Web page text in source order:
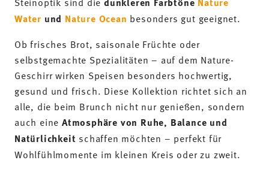
Natürlichkeitschaffen möchten – perfekt für
Wohlfühlmomente im kleinen Kreis oder zu zweit.